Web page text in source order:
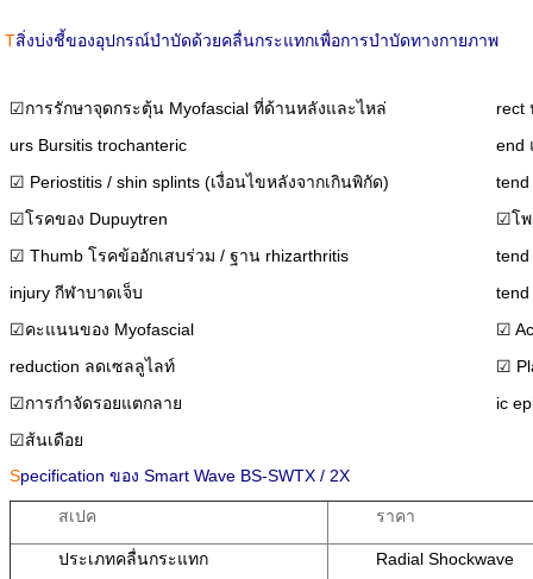
Tสิ่งบ่งชี้ของอุปกรณ์บำบัดด้วยคลื่นกระแทกเพื่อการบำบัดทางกายภาพ
☑การรักษาจุดกระตุ้น Myofascial ที่ด้านหลังและไหล่
rect
urs Bursitis trochanteric
end
☑ Periostitis / shin splints (เงื่อนไขหลังจากเกินพิกัด)
☑โรคของ Dupuytren
☑โพ
☑ Thumb โรคข้ออักเสบร่วม / ฐาน rhizarthritis
tend
injury กีฬาบาดเจ็บ
tend
☑คะแนนของ Myofascial
☑
reduction ลดเซลลูไลท์
☑
☑การกำจัดรอยแตกลาย
ic
☑ส้นเดือย
Specification ของ Smart Wave BS-SWTX / 2X
สเปค ราคา
ประเภทคลื่นกระแทก
Radial Shockwave